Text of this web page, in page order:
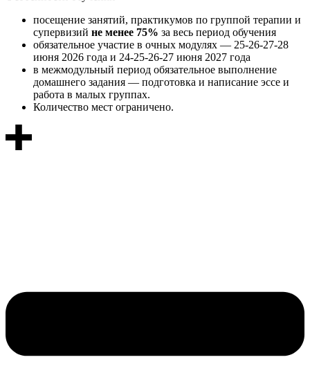
посещение занятий, практикумов по группой терапии и
супервизий не менее 75% за весь период обучения
обязательное участие в очных модулях — 25-26-27-28
июня 2026 года и 24-25-26-27 июня 2027 года
в межмодульный период обязательное выполнение
домашнего задания — подготовка и написание эссе и
работа в малых группах.
Количество мест ограничено.